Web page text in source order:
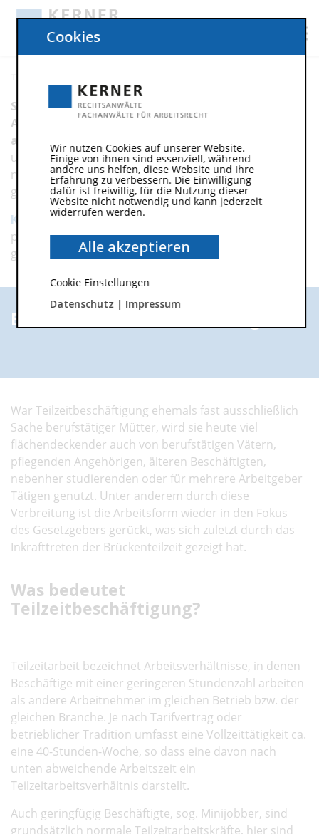
Sie wollen Teilzeitkräfte beschäftigen oder
Arbeitnehmer machen bei Ihnen einen Anspruch
auf Reduzierung der Arbeitszeit geltend?
unsicher, ob Sie Ansprüchen Ihrer Arbeitnehmer
nachkommen müssen oder ob Ihre Verträge den
gesetzlichen Anforderungen entsprechen?
KontaktierenSie uns:Wir als Anwälte für Arbeitsrecht
prüfen die Rechtslage und erarbeiten mit Ihnen
gemeinsam die beste Lösung für Sie.
Erste Antworten auf Ihre Fragen
War Teilzeitbeschäftigung ehemals fast ausschließlich
Sache berufstätiger Mütter, wird sie heute viel
flächendeckender auch von berufstätigen Vätern,
pflegenden Angehörigen, älteren Beschäftigten,
nebenher studierenden oder für mehrere Arbeitgeber
Tätigen genutzt. Unter anderem durch diese
Verbreitung ist die Arbeitsform wieder in den Fokus
des Gesetzgebers gerückt, was sich zuletzt durch das
Inkrafttreten der Brückenteilzeit gezeigt hat.
Was bedeutet
Teilzeitbeschäftigung?
Teilzeitarbeit bezeichnet Arbeitsverhältnisse, in denen
Beschäftige mit einer geringeren Stundenzahl arbeiten
als andere Arbeitnehmer im gleichen Betrieb bzw. der
gleichen Branche. Je nach Tarifvertrag oder
betrieblicher Tradition umfasst eine Vollzeittätigkeit ca.
eine 40-Stunden-Woche, so dass eine davon nach
unten abweichende Arbeitszeit ein
Teilzeitarbeitsverhältnis darstellt.
Auch geringfügig Beschäftigte, sog. Minijobber, sind
grundsätzlich normale Teilzeitarbeitskräfte, hier sind
Cookies
Wir nutzen Cookies auf unserer Website.
Einige von ihnen sind essenziell, während
andere uns helfen, diese Website und Ihre
Erfahrung zu verbessern. Die Einwilligung
dafür ist freiwillig, für die Nutzung dieser
Website nicht notwendig und kann jederzeit
widerrufen werden.
Alle akzeptieren
Cookie Einstellungen
Datenschutz| Impressum